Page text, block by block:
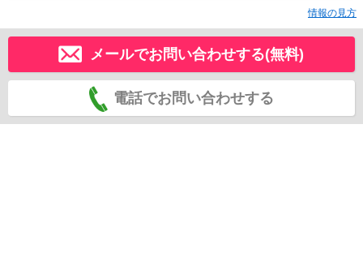
情報の見方
メールでお問い合わせする(無料)
電話でお問い合わせする